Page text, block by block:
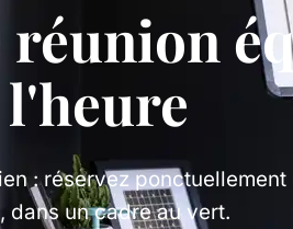
: réservez ponctuellement
dans un cadre au vert.